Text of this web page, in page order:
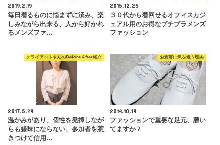
2019.2.19
毎日着るものに悩まずに済み、楽
しみながら出来る、人から好かれ
るメンズファ…
2015.12.25
３０代から着回せるオフィスカジ
ュアル用のお得なプチプラメンズ
ファッション
クライアントさんのBefore After紹介
2017.5.29
温かみがあり、個性を発揮しなが
らも嫌味にならない、参加者を惹
きつけて信用…
お洒落に気を遣う理由
2014.10.19
ファッションで重要な足元、磨い
てますか？